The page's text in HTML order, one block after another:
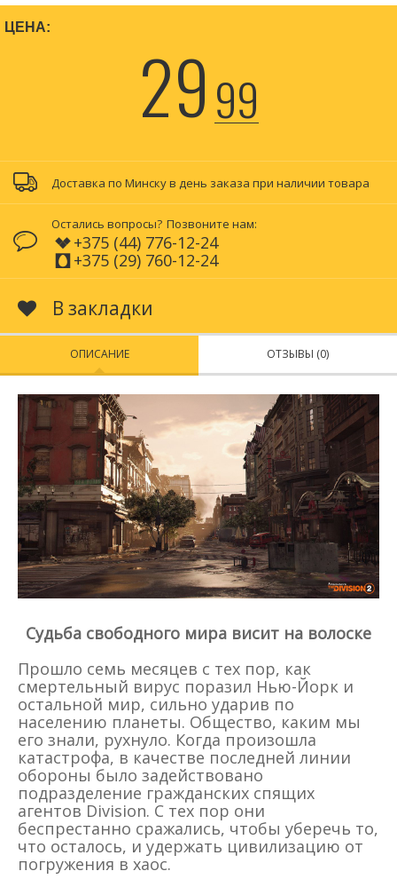
ЦЕНА:
2999
Доставка по Минску в день заказа при наличии товара
Остались вопросы? Позвоните нам:
+375 (44) 776-12-24
+375 (29) 760-12-24
В закладки
ОПИСАНИЕ ОТЗЫВЫ (0)
Судьба свободного мира висит на волоске
Прошло семь месяцев с тех пор, как
смертельный вирус поразил Нью-Йорк и
остальной мир, сильно ударив по
населению планеты. Общество, каким мы
его знали, рухнуло. Когда произошла
катастрофа, в качестве последней линии
обороны было задействовано
подразделение гражданских спящих
агентов Division. С тех пор они
беспрестанно сражались, чтобы уберечь то,
что осталось, и удержать цивилизацию от
погружения в хаос.